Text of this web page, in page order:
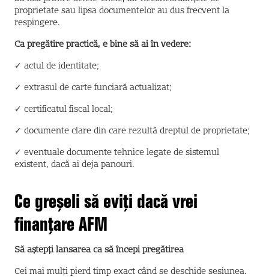
proprietate sau lipsa documentelor au dus frecvent la
respingere.
Ca pregătire practică, e bine să ai în vedere:
✓ actul de identitate;
✓ extrasul de carte funciară actualizat;
✓ certificatul fiscal local;
✓ documente clare din care rezultă dreptul de proprietate;
✓ eventuale documente tehnice legate de sistemul
existent, dacă ai deja panouri.
Ce greșeli să eviți dacă vrei
finanțare AFM
Să aștepți lansarea ca să începi pregătirea
Cei mai mulți pierd timp exact când se deschide sesiunea.